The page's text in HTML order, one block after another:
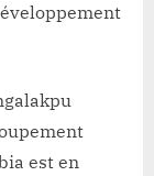
est en